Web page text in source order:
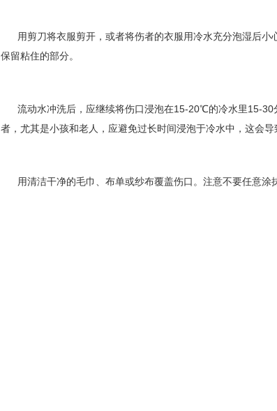
用剪刀将衣服剪开，或者将伤者的衣服用冷水充分泡湿后小
保留粘住的部分。
流动水冲洗后，应继续将伤口浸泡在15-20℃的冷水里15-30
者，尤其是小孩和老人，应避免过长时间浸泡于冷水中，这会导
用清洁干净的毛巾、布单或纱布覆盖伤口。注意不要任意涂